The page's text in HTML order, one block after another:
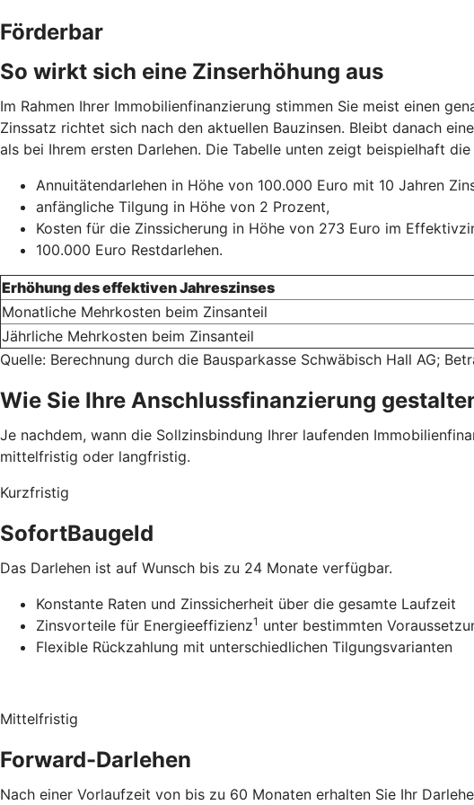
Förderbar
So wirkt sich eine Zinserhöhung aus
Im Rahmen Ihrer Immobilienfinanzierung stimmen Sie meist einen
Zinssatz richtet sich nach den aktuellen Bauzinsen. Bleibt danach
als bei Ihrem ersten Darlehen. Die Tabelle unten zeigt beispielhaft
Annuitätendarlehen in Höhe von 100.000 Euro mit 10 Jahren
anfängliche Tilgung in Höhe von 2 Prozent,
Kosten für die Zinssicherung in Höhe von 273 Euro im
100.000 Euro Restdarlehen.
Erhöhung des effektiven Jahreszinses
Monatliche Mehrkosten beim Zinsanteil
Jährliche Mehrkosten beim Zinsanteil
Quelle: Berechnung durch die Bausparkasse Schwäbisch Hall AG;
Wie Sie Ihre Anschlussfinanzierung
Je nachdem, wann die Sollzinsbindung Ihrer laufenden
mittelfristig oder langfristig.
Kurzfristig
SofortBaugeld
Das Darlehen ist auf Wunsch bis zu 24 Monate verfügbar.
Konstante Raten und Zinssicherheit über die gesamte Laufzeit
Zinsvorteile für Energieeffizienz1 unter bestimmten
Flexible Rückzahlung mit unterschiedlichen Tilgungsvarianten
Mittelfristig
Forward-Darlehen
Nach einer Vorlaufzeit von bis zu 60 Monaten erhalten Sie Ihr